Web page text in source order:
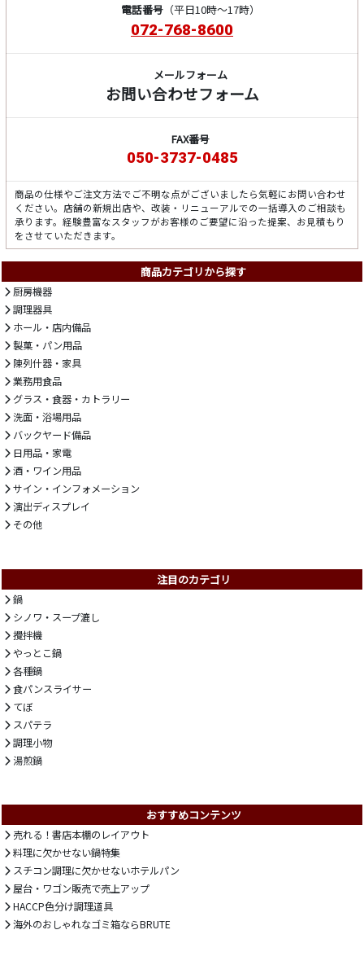
電話番号（平日10時～17時）
072-768-8600
メールフォーム
お問い合わせフォーム
FAX番号
050-3737-0485
商品の仕様やご注文方法でご不明な点がございましたら気軽にお問い合わせ
ください。店舗の新規出店や、改装・リニューアルでの一括導入のご相談も
承ります。経験豊富なスタッフがお客様のご要望に沿った提案、お見積もり
をさせていただきます。
商品カテゴリから探す
厨房機器
調理器具
ホール・店内備品
製菓・パン用品
陳列什器・家具
業務用食品
グラス・食器・カトラリー
洗面・浴場用品
バックヤード備品
日用品・家電
酒・ワイン用品
サイン・インフォメーション
演出ディスプレイ
その他
注目のカテゴリ
鍋
シノワ・スープ漉し
攪拌機
やっとこ鍋
各種鍋
食パンスライサー
てぼ
スパテラ
調理小物
湯煎鍋
おすすめコンテンツ
売れる！書店本棚のレイアウト
料理に欠かせない鍋特集
スチコン調理に欠かせないホテルパン
屋台・ワゴン販売で売上アップ
HACCP色分け調理道具
海外のおしゃれなゴミ箱ならBRUTE